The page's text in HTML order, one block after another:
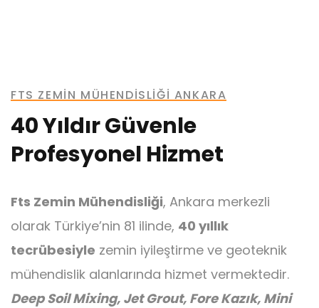
Fore Kazık
Ankraj
Mini Kazık
FTS ZEMIN MÜHENDISLIĞI ANKARA
40 Yıldır Güvenle
Profesyonel Hizmet
Fts Zemin Mühendisliği, Ankara merkezli
olarak Türkiye’nin 81 ilinde, 40 yıllık
tecrübesiyle zemin iyileştirme ve geoteknik
mühendislik alanlarında hizmet vermektedir.
Deep Soil Mixing, Jet Grout, Fore Kazık, Mini